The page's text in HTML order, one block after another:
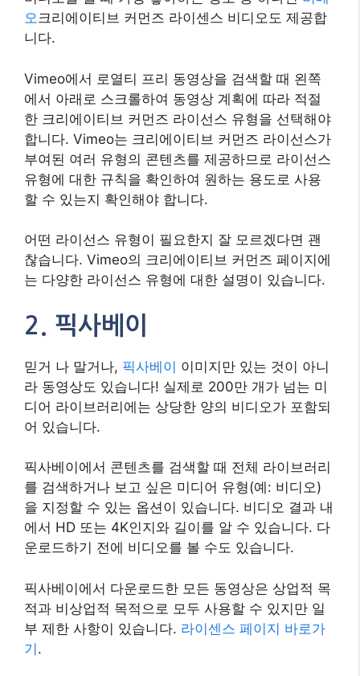
오크리에이티브 커먼즈 라이센스 비디오도 제공합
니다.
Vimeo에서 로열티 프리 동영상을 검색할 때 왼쪽
에서 아래로 스크롤하여 동영상 계획에 따라 적절
한 크리에이티브 커먼즈 라이선스 유형을 선택해야
합니다. Vimeo는 크리에이티브 커먼즈 라이선스가
부여된 여러 유형의 콘텐츠를 제공하므로 라이선스
유형에 대한 규칙을 확인하여 원하는 용도로 사용
할 수 있는지 확인해야 합니다.
어떤 라이선스 유형이 필요한지 잘 모르겠다면 괜
찮습니다. Vimeo의 크리에이티브 커먼즈 페이지에
는 다양한 라이선스 유형에 대한 설명이 있습니다.
2. 픽사베이
믿거 나 말거나, 픽사베이 이미지만 있는 것이 아니
라 동영상도 있습니다! 실제로 200만 개가 넘는 미
디어 라이브러리에는 상당한 양의 비디오가 포함되
어 있습니다.
픽사베이에서 콘텐츠를 검색할 때 전체 라이브러리
를 검색하거나 보고 싶은 미디어 유형(예: 비디오)
을 지정할 수 있는 옵션이 있습니다. 비디오 결과 내
에서 HD 또는 4K인지와 길이를 알 수 있습니다. 다
운로드하기 전에 비디오를 볼 수도 있습니다.
픽사베이에서 다운로드한 모든 동영상은 상업적 목
적과 비상업적 목적으로 모두 사용할 수 있지만 일
부 제한 사항이 있습니다. 라이센스 페이지 바로가
기.